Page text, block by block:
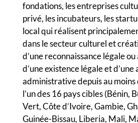
fondations, les entreprises
privé, les incubateurs, les
local qui réalisent
dans le secteur culturel et
d’une reconnaissance légale
d’une existence légale et
administrative depuis au moins
l’un des 16 pays cibles (Bénin,
Vert, Côte d’Ivoire, Gambie,
Guinée-Bissau, Liberia, Mali,